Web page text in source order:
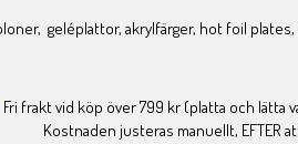
geléplattor, akrylfärger, hot foil
Fri frakt vid köp över 799 kr (platta och lätta
Kostnaden justeras manuellt, EFTER